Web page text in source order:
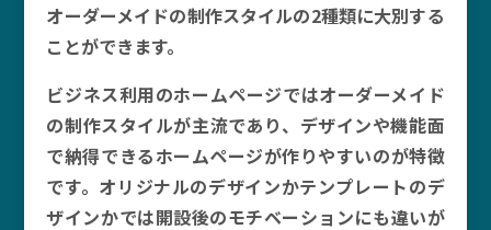
オーダーメイドの制作スタイルの2種類に大別する
ことができます。
ビジネス利用のホームページではオーダーメイド
の制作スタイルが主流であり、デザインや機能面
で納得できるホームページが作りやすいのが特徴
です。オリジナルのデザインかテンプレートのデ
ザインかでは開設後のモチベーションにも違いが